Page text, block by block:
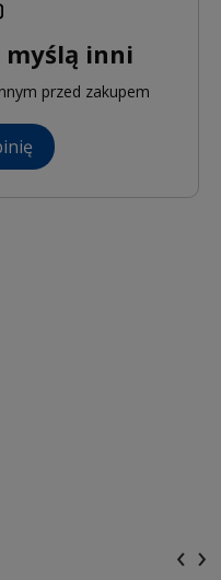
myślą inni
przed zakupem
‹ ›